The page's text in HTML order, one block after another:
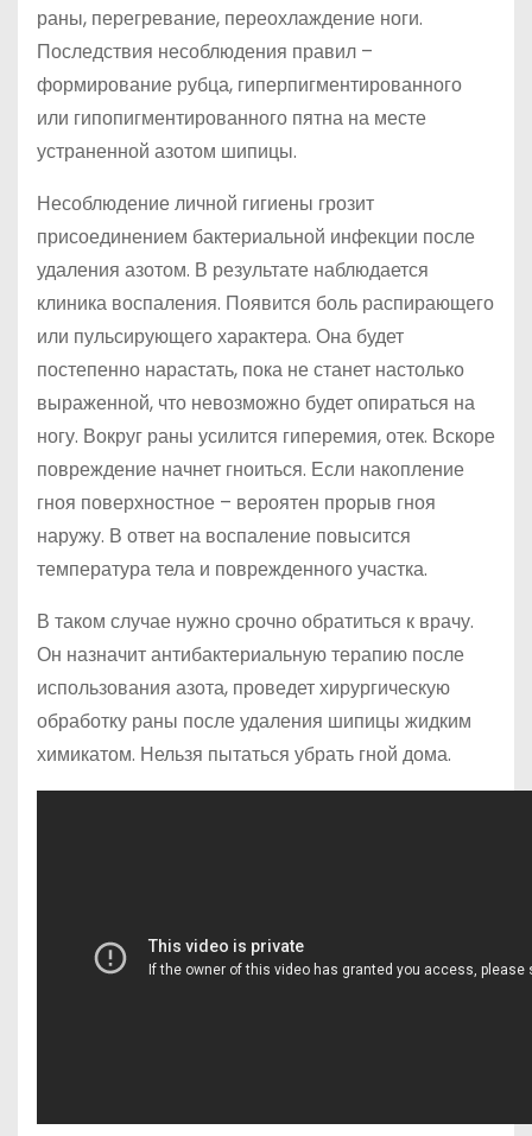
раны, перегревание, переохлаждение ноги.
Последствия несоблюдения правил –
формирование рубца, гиперпигментированного
или гипопигментированного пятна на месте
устраненной азотом шипицы.
Несоблюдение личной гигиены грозит
присоединением бактериальной инфекции после
удаления азотом. В результате наблюдается
клиника воспаления. Появится боль распирающего
или пульсирующего характера. Она будет
постепенно нарастать, пока не станет настолько
выраженной, что невозможно будет опираться на
ногу. Вокруг раны усилится гиперемия, отек. Вскоре
повреждение начнет гноиться. Если накопление
гноя поверхностное – вероятен прорыв гноя
наружу. В ответ на воспаление повысится
температура тела и поврежденного участка.
В таком случае нужно срочно обратиться к врачу.
Он назначит антибактериальную терапию после
использования азота, проведет хирургическую
обработку раны после удаления шипицы жидким
химикатом. Нельзя пытаться убрать гной дома.